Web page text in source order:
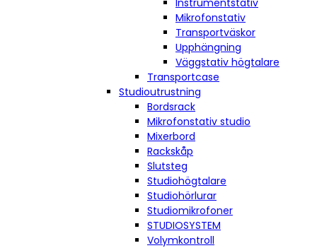
Instrumentstativ
Mikrofonstativ
Transportväskor
Upphängning
Väggstativ högtalare
Transportcase
Studioutrustning
Bordsrack
Mikrofonstativ studio
Mixerbord
Rackskåp
Slutsteg
Studiohögtalare
Studiohörlurar
Studiomikrofoner
STUDIOSYSTEM
Volymkontroll